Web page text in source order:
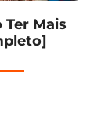
Mais